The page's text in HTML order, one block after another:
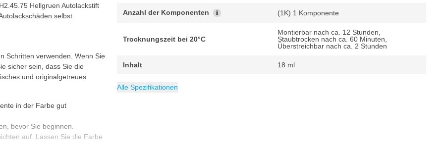
Hellgruen Autolackstift
selbst
Schritten verwenden. Wenn Sie
sicher sein, dass Sie die
und originalgetreues
in der Farbe gut
bevor Sie beginnen.
auf. Lassen Sie die Farbe
Anzahl der Komponenten (1K) 1 Komponente
Trocknungszeit bei 20°C
Montierbar nach ca. 12 Stunden,
Staubtrocken nach ca. 60 Minuten,
Überstreichbar nach ca. 2 Stunden
Inhalt 18 ml
Minimale Abdeckung m²
Maximale Abdeckung m²
Alle Spezifikationen